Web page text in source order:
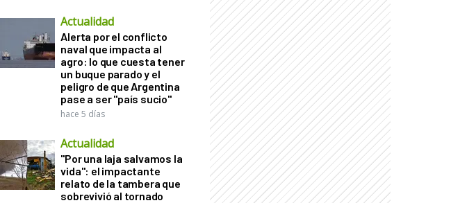
Actualidad
Alerta por el conflicto
naval que impacta al
agro: lo que cuesta tener
un buque parado y el
peligro de que Argentina
pase a ser "país sucio"
hace 5 días
Actualidad
"Por una laja salvamos la
vida": el impactante
relato de la tambera que
sobrevivió al tornado